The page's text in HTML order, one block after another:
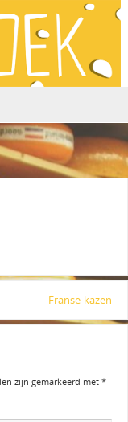
Franse-kazen
zijn gemarkeerd met *